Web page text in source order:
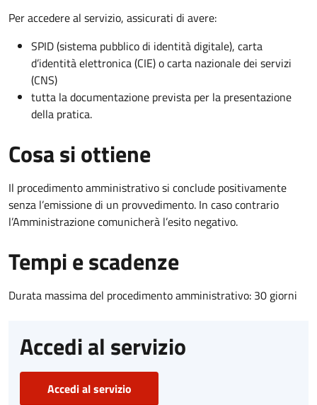
Per accedere al servizio, assicurati di avere:
SPID (sistema pubblico di identità digitale), carta
d’identità elettronica (CIE) o carta nazionale dei servizi
(CNS)
tutta la documentazione prevista per la presentazione
della pratica.
Cosa si ottiene
Il procedimento amministrativo si conclude positivamente
senza l’emissione di un provvedimento. In caso contrario
l’Amministrazione comunicherà l’esito negativo.
Tempi e scadenze
Durata massima del procedimento amministrativo: 30 giorni
Accedi al servizio
Accedi al servizio